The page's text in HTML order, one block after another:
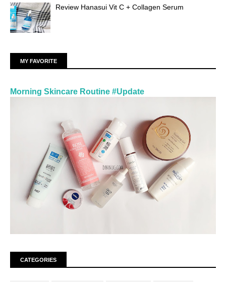
Review Hanasui Vit C + Collagen Serum
MY FAVORITE
Morning Skincare Routine #Update
CATEGORIES